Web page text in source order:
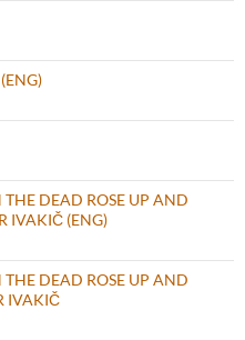
DEAD ROSE UP AND
IVAKIČ (ENG)
DEAD ROSE UP AND
IVAKIČ